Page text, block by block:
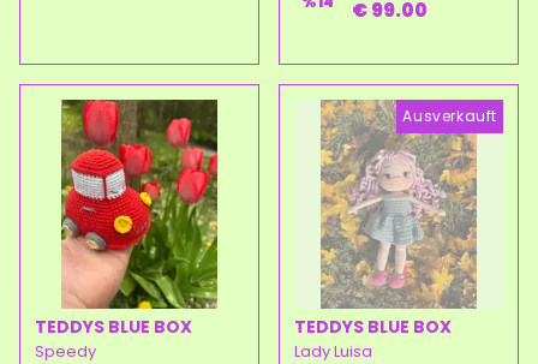
€ 99.00
TEDDYS BLUE BOX
Speedy
Ausverkauft
TEDDYS BLUE BOX
Lady Luisa